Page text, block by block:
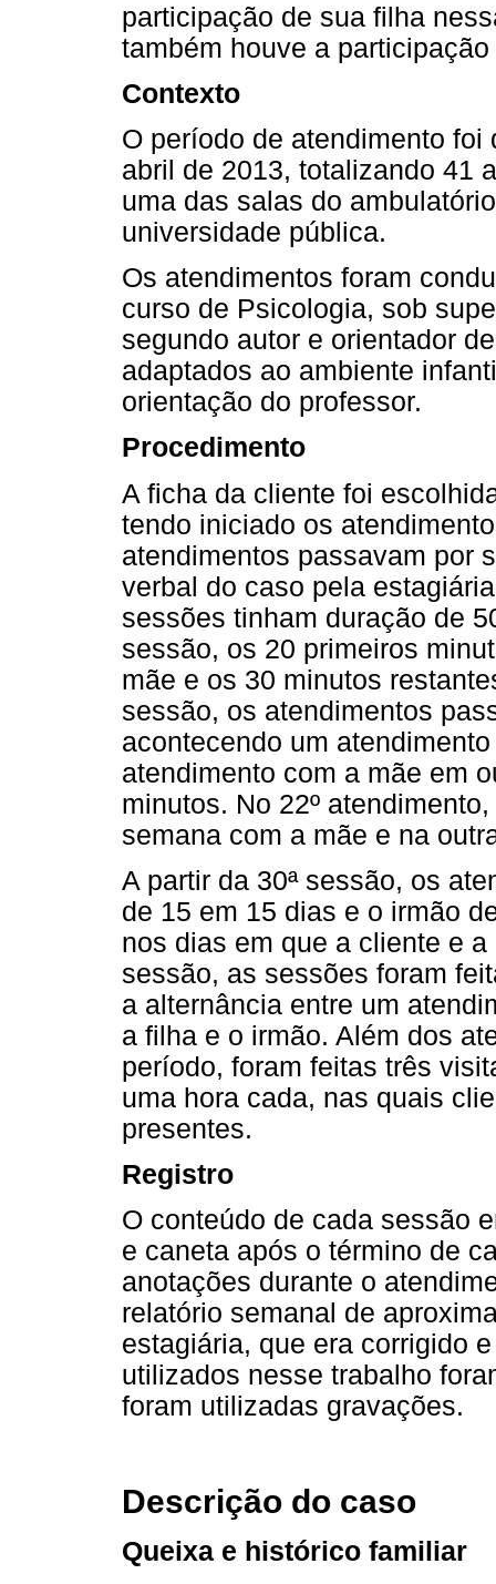
participação de sua filha
também houve a
Contexto
O período de atendimento foi
abril de 2013, totalizando 41
uma das salas do
universidade pública.
Os atendimentos foram
curso de Psicologia, sob
segundo autor e orientador
adaptados ao ambiente
orientação do professor.
Procedimento
A ficha da cliente foi
tendo iniciado os
atendimentos passavam por
verbal do caso pela
sessões tinham duração de
sessão, os 20 primeiros
mãe e os 30 minutos
sessão, os atendimentos
acontecendo um
atendimento com a mãe em
minutos. No 22º
semana com a mãe e na
A partir da 30ª sessão, os
de 15 em 15 dias e o irmão
nos dias em que a cliente e
sessão, as sessões foram
a alternância entre um
a filha e o irmão. Além dos
período, foram feitas três
uma hora cada, nas quais
presentes.
Registro
O conteúdo de cada sessão
e caneta após o término de
anotações durante o
relatório semanal de
estagiária, que era corrigido
utilizados nesse trabalho
foram utilizadas gravações.
Descrição do caso
Queixa e histórico familiar